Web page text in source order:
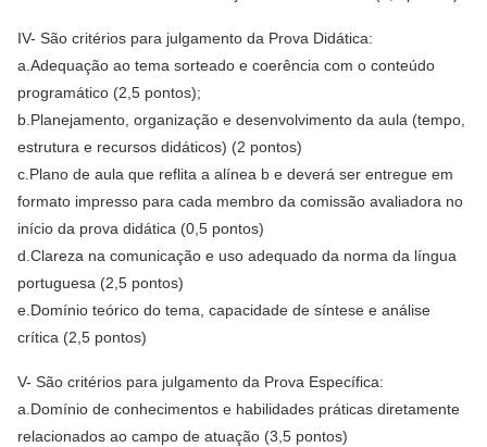
IV- São critérios para julgamento da Prova Didática:
a.Adequação ao tema sorteado e coerência com o conteúdo
programático (2,5 pontos);
b.Planejamento, organização e desenvolvimento da aula (tempo,
estrutura e recursos didáticos) (2 pontos)
c.Plano de aula que reflita a alínea b e deverá ser entregue em
formato impresso para cada membro da comissão avaliadora no
início da prova didática (0,5 pontos)
d.Clareza na comunicação e uso adequado da norma da língua
portuguesa (2,5 pontos)
e.Domínio teórico do tema, capacidade de síntese e análise
crítica (2,5 pontos)
V- São critérios para julgamento da Prova Específica:
a.Domínio de conhecimentos e habilidades práticas diretamente
relacionados ao campo de atuação (3,5 pontos)